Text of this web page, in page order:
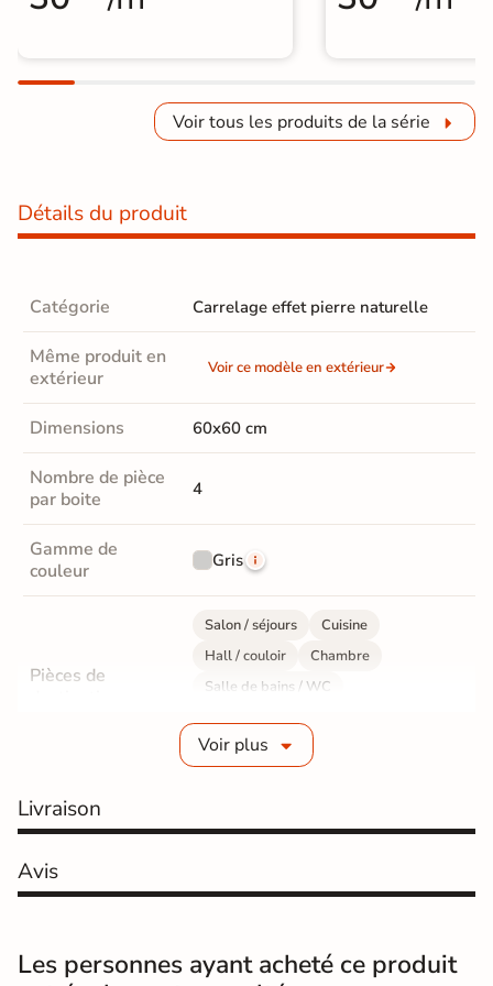
Voir tous les produits de la série
Détails du produit
Catégorie Carrelage effet pierre naturelle
Même produit en
extérieur
Voir ce modèle en extérieur
Dimensions 60x60 cm
Nombre de pièce
par boite
4
Gamme de
couleur
Gris
Pièces de
Salon / séjours
Cuisine
Hall / couloir
Chambre
Salle de bains / WC
Sol intérieur
Fabrication
Résistance à
Masse colorée Non
Voir plus
Livraison
Avis
Les personnes ayant acheté ce produit